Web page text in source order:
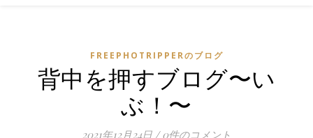
FREEPHOTRIPPERのブログ
背中を押すブログ〜い
ぶ！〜
2021年12月24日 / 0件のコメント